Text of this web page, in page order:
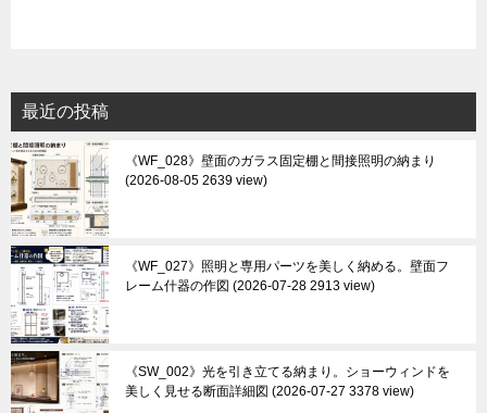
最近の投稿
《WF_028》壁面のガラス固定棚と間接照明の納まり
2026-08-05 2639 view
《WF_027》照明と専用パーツを美しく納める。壁面フ
レーム什器の作図
2026-07-28 2913 view
《SW_002》光を引き立てる納まり。ショーウィンドを
美しく見せる断面詳細図
2026-07-27 3378 view